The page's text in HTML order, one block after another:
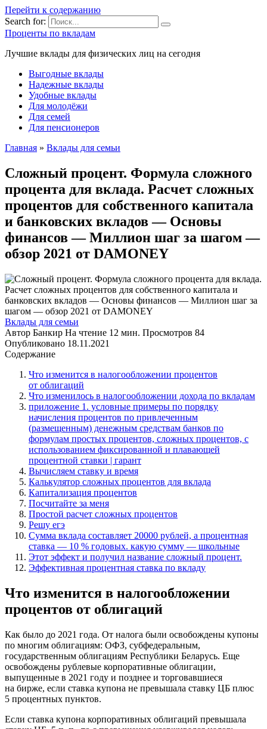
Перейти к содержанию
Search for:
Проценты по вкладам
Лучшие вклады для физических лиц на сегодня
Выгодные вклады
Надежные вклады
Удобные вклады
Для молодёжи
Для семей
Для пенсионеров
Главная » Вклады для семьи
Сложный процент. Формула сложного
процента для вклада. Расчет сложных
процентов для собственного капитала
и банковских вкладов — Основы
финансов — Миллион шаг за шагом —
обзор 2021 от DAMONEY
Вклады для семьи
Автор Банкир На чтение 12 мин. Просмотров 84
Опубликовано 18.11.2021
Содержание
Что изменится в налогообложении процентов
от облигаций
Что изменилось в налогообложении дохода по вкладам
приложение 1. условные примеры по порядку
начисления процентов по привлеченным
(размещенным) денежным средствам банков по
формулам простых процентов, сложных процентов, с
использованием фиксированной и плавающей
процентной ставки | гарант
Вычисляем ставку и время
Калькулятор сложных процентов для вклада
Капитализация процентов
Посчитайте за меня
Простой расчет сложных процентов
Решу егэ
Сумма вклада составляет 20000 рублей, а процентная
ставка — 10 % годовых. какую сумму — школьные
Этот эффект и получил название сложный процент.
Эффективная процентная ставка по вкладу
Что изменится в налогообложении
процентов от облигаций
Как было до 2021 года. От налога были освобождены купоны
по многим облигациям: ОФЗ, субфедеральным,
государственным облигациям Республики Беларусь. Еще
освобождены рублевые корпоративные облигации,
выпущенные в 2021 году и позднее и торговавшиеся
на бирже, если ставка купона не превышала ставку ЦБ плюс
5 процентных пунктов.
Если ставка купона корпоративных облигаций превышала